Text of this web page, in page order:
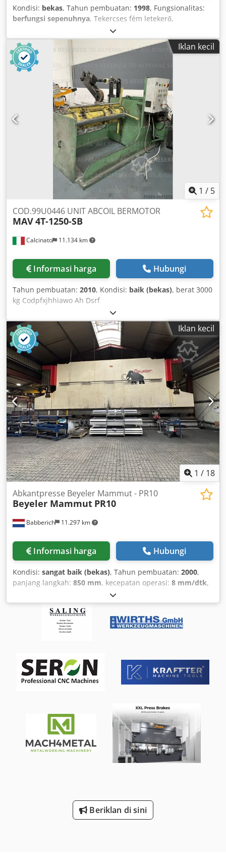
Kondisi: bekas, Tahun pembuatan: 1998, Fungsionalitas:
berfungsi sepenuhnya, Tekercses fém letekerő,
hosszirányú vágó és visszatekercselő sor eladó Codpfjxlcp
Nex Ah Derf
Iklan kecil
1 / 5
Calcinato 11.134 km
COD.99U0446 UNIT ABCOIL BERMOTOR
MAV4T-1250-SB
Informasi harga Hubungi
Tahun pembuatan: 2010, Kondisi: baik (bekas), berat 3000
kg Codpfxjhhiawo Ah Dsrf
Iklan kecil
1 / 18
Babberich 11.297 km
Abkantpresse Beyeler Mammut - PR10
Beyeler Mammut PR10
Informasi harga Hubungi
Kondisi: sangat baik (bekas), Tahun pembuatan: 2000,
panjang langkah: 850 mm, kecepatan operasi: 8 mm/dtk,
, lebar total:
total:11.400 mm, berat keseluruhan:407.000 kg,
produsen pengendali:
Cybelec DNC 1200, lebar kerja:
, gaya tekuk (maks.):2.000 t, jarak antara
12.000 mm
Year: 2000 Extra heavy-duty press brake * 1 set of upper
tools 88° * 1 set of lower tools * Cybelec DNC 106EC
applications: Shipbuilding & Marine: hull sections, deck
plates, bulkheads, frames Defense & Military: armored
vehicle structures, reinforced constructions (Hardox /
Strenx) Mining & Heavy Engineering: dump truck bodies,
crusher housings, excavator parts, wear liners
Construction & Steel Engineering: bridge girders, box
Vessel Construction: pressure vessels, power plant
components, tower or mast sections Bending examples: *
Beriklan di sini